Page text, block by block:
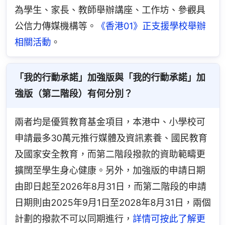
為學生、家長、教師舉辦講座、工作坊、參觀具
公信力傳媒機構等。
《香港01》正支援學校舉辦
相關活動 。
「我的行動承諾」加強版與「我的行動承諾」加
強版（第二階段）有何分別？
兩者均是優質教育基金項目，本港中、小學校可
申請最多30萬元推行媒體及資訊素養、國民教育
及國家安全教育，而第二階段撥款的資助範疇更
擴闊至學生身心健康。另外，加強版的申請日期
由即日起至2026年8月31日，而第二階段的申請
日期則由2025年9月1日至2028年8月31日，兩個
計劃的撥款不可以同期進行， 詳情可按此了解更